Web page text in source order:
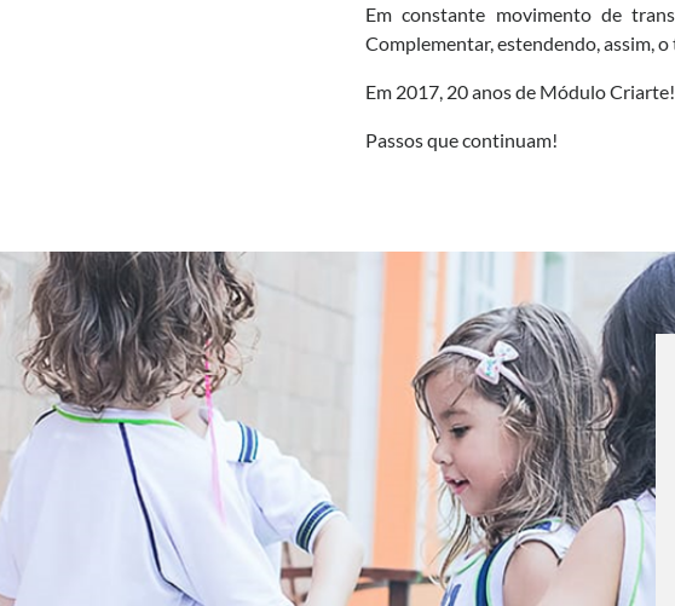
Em constante movimento de
Complementar, estendendo, assim, o
Em 2017, 20 anos de Módulo Criarte!
Passos que continuam!